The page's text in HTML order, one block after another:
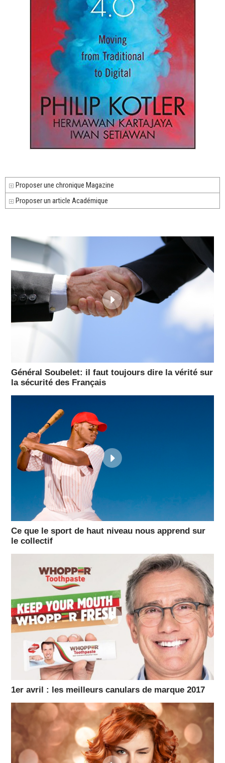
Proposer une chronique Magazine
Proposer un article Académique
Général Soubelet: il faut toujours dire la vérité sur
la sécurité des Français
Ce que le sport de haut niveau nous apprend sur
le collectif
1er avril : les meilleurs canulars de marque 2017